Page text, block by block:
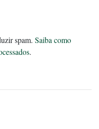
spam. Saiba como
.